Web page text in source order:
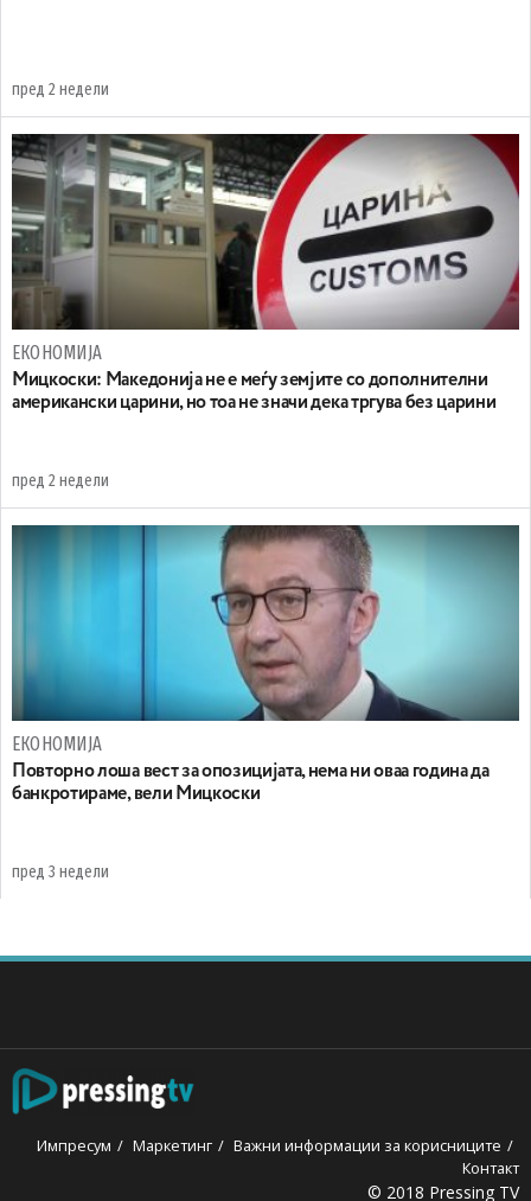
пред 2 недели
ЕКОНОМИЈА
Мицкоски: Македонија не е меѓу земјите со дополнителни
американски царини, но тоа не значи дека тргува без царини
пред 2 недели
ЕКОНОМИЈА
Повторно лоша вест за опозицијата, нема ни оваа година да
банкротираме, вели Мицкоски
пред 3 недели
Импресум Маркетинг
Важни информации за корисниците
Контакт
© 2018 Pressing TV